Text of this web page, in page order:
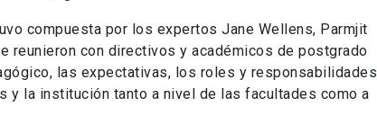
compuesta por los expertos Jane Wellens, Parmjit
reunieron con directivos y académicos de postgrado
las expectativas, los roles y responsabilidades
la institución tanto a nivel de las facultades como a